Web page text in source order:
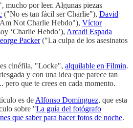
mucho por leer. Algunas piezas
("No es tan fácil ser Charlie"), David
Not Charlie Hebdo"), Víctor
‘Charlie Hebdo’), Arcadi Espada
Packer("La culpa de los asesinatos
cinéfila, "Locke", alquilable en Filmin.
y con una idea que parece tan
pero que te crees en cada momento.
es de Alfonso Domínguez, que esta
sobre "La guía del fotógrafo
que saber para hacer fotos de noche.